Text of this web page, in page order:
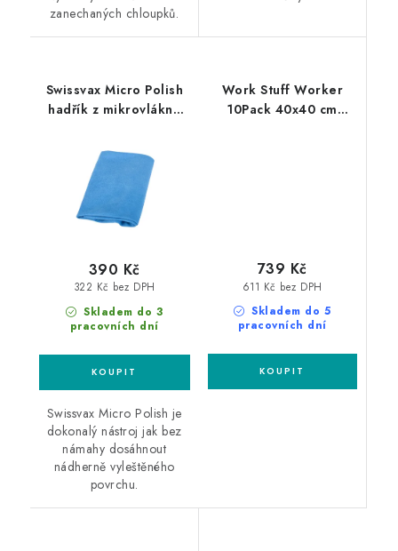
zanechaných chloupků.
Swissvax Micro Polish
hadřík z mikrovlákna
Skladem do 3
pracovních dní
322 Kč bez DPH
390 Kč
Swissvax Micro Polish je
dokonalý nástroj jak bez
námahy dosáhnout
nádherně vyleštěného
povrchu.
Work Stuff Worker
10Pack 40x40 cm
Skladem do 5
pracovních dní
611 Kč bez DPH
739 Kč